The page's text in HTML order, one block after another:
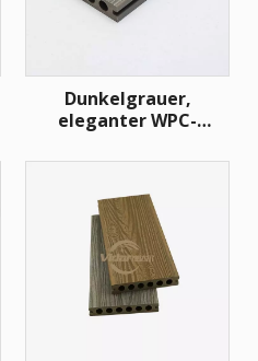
Dunkelgrauer,
eleganter WPC-